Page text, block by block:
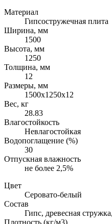
Материал
Гипсостружечная плита
Ширина, мм
1500
Высота, мм
1250
Толщина, мм
12
Размеры, мм
1500х1250х12
Вес, кг
28.83
Влагостойкость
Невлагостойкая
Водопоглащение (%)
30
Отпускная влажность
не более 2,5%
Цвет
Серовато-белый
Состав
Гипс, древесная